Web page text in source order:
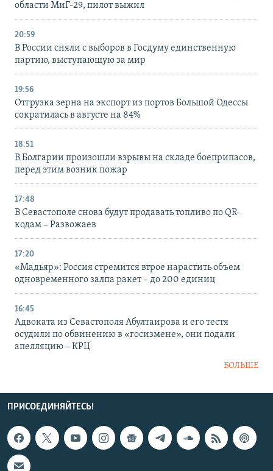
области МиГ-29, пилот выжил
20:59
В России сняли с выборов в Госдуму единственную
партию, выступающую за мир
19:56
Отгрузка зерна на экспорт из портов Большой Одессы
сократилась в августе на 84%
18:51
В Болгарии произошли взрывы на складе боеприпасов,
перед этим возник пожар
17:48
В Севастополе снова будут продавать топливо по QR-
кодам – Развожаев
17:20
«Мадьяр»: Россия стремится втрое нарастить объем
одновременного залпа ракет – до 200 единиц
16:45
Адвоката из Севастополя Абултаирова и его тестя
осудили по обвинению в «госизмене», они подали
апелляцию – КРЦ
БОЛЬШЕ
ПРИСОЕДИНЯЙТЕСЬ!